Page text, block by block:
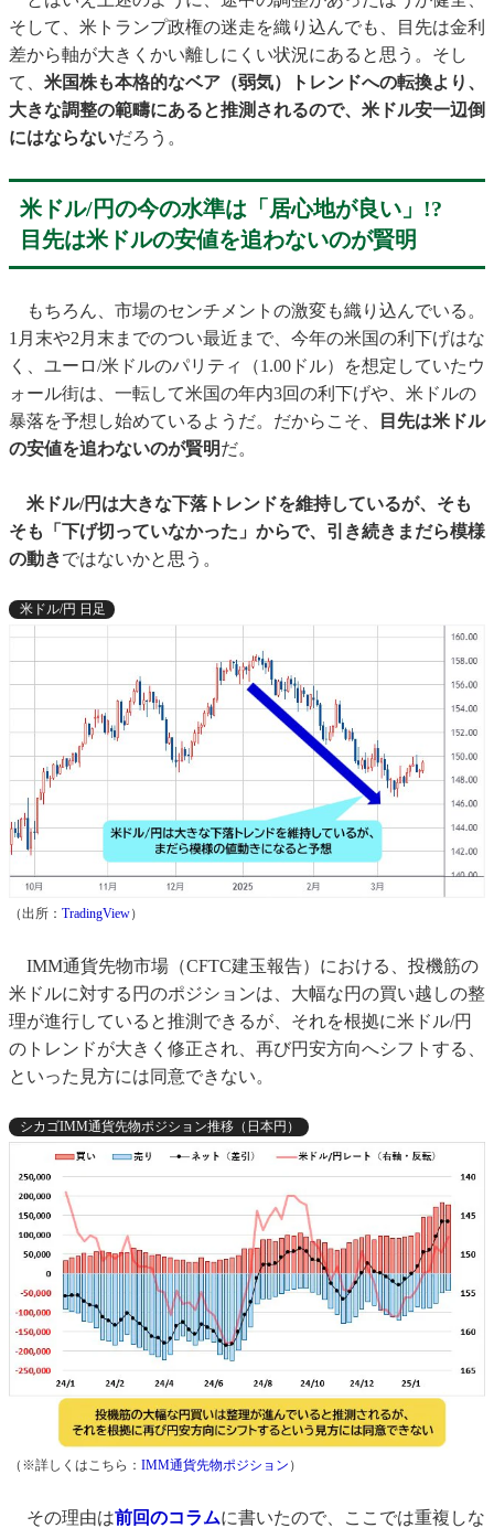
そして、米トランプ政権の迷走を織り込んでも、目先は金利
差から軸が大きくかい離しにくい状況にあると思う。そし
て、 米国株も本格的なベア（弱気）トレンドへの転換より、
大きな調整の範疇にあると推測されるので、米ドル安一辺倒
にはならないだろう。
米ドル/円の今の水準は「居心地が良い」!?
目先は米ドルの安値を追わないのが賢明
もちろん、市場のセンチメントの激変も織り込んでいる。
1月末や2月末までのつい最近まで、今年の米国の利下げはな
く、ユーロ/米ドルのパリティ（1.00ドル）を想定していたウ
ォール街は、一転して米国の年内3回の利下げや、米ドルの
暴落を予想し始めているようだ。だからこそ、
目先は米ドル
の安値を追わないのが賢明だ。
米ドル/円は大きな下落トレンドを維持しているが、そも
そも「下げ切っていなかった」からで、引き続きまだら模様
の動きではないかと思う。
米ドル/円 日足
（出所： TradingView）
IMM通貨先物市場（CFTC建玉報告）における、投機筋の
米ドルに対する円のポジションは、大幅な円の買い越しの整
理が進行していると推測できるが、それを根拠に米ドル/円
のトレンドが大きく修正され、再び円安方向へシフトする、
といった見方には同意できない。
シカゴIMM通貨先物ポジション推移（日本円）
（※詳しくはこちら： IMM通貨先物ポジション ）
その理由は前回のコラムに書いたので、ここでは重複しな